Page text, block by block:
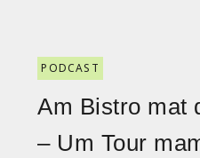
PODCAST
Am Bistro mat
– Um Tour